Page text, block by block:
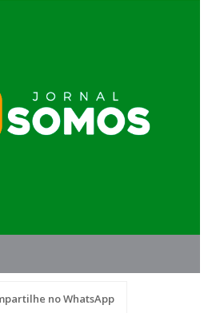
no WhatsApp